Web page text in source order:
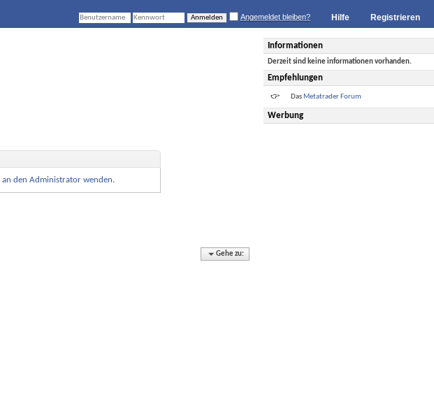
Registrieren
Hilfe
Angemeldet bleiben?
Informationen
Derzeit sind keine informationen vorhanden.
Empfehlungen
Das Metatrader Forum
Werbung
an den Administrator wenden.
Gehe zu: